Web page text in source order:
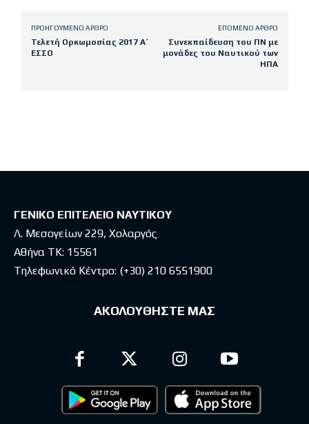
ΠΡΟΗΓΟΎΜΕΝΟ ΆΡΘΡΟ
Τελετή Ορκωμοσίας 2017 Α΄
ΕΣΣΟ
ΕΠΌΜΕΝΟ ΆΡΘΡΟ
Συνεκπαίδευση του ΠΝ με
μονάδες του Ναυτικού των
ΗΠΑ
ΓΕΝΙΚΟ ΕΠΙΤΕΛΕΙΟ ΝΑΥΤΙΚΟΥ
Λ. Μεσογείων 229, Χολαργός
Αθήνα ΤΚ: 15561
Τηλεφωνικό Κέντρο: (+30) 210 6551900
ΑΚΟΛΟΥΘΗΣΤΕ ΜΑΣ